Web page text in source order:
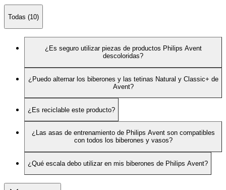
Todas (10)
¿Es seguro utilizar piezas de productos Philips Avent
descoloridas?
¿Puedo alternar los biberones y las tetinas Natural y Classic+ de
Avent?
¿Es reciclable este producto?
¿Las asas de entrenamiento de Philips Avent son compatibles
con todos los biberones y vasos?
¿Qué escala debo utilizar en mis biberones de Philips Avent?